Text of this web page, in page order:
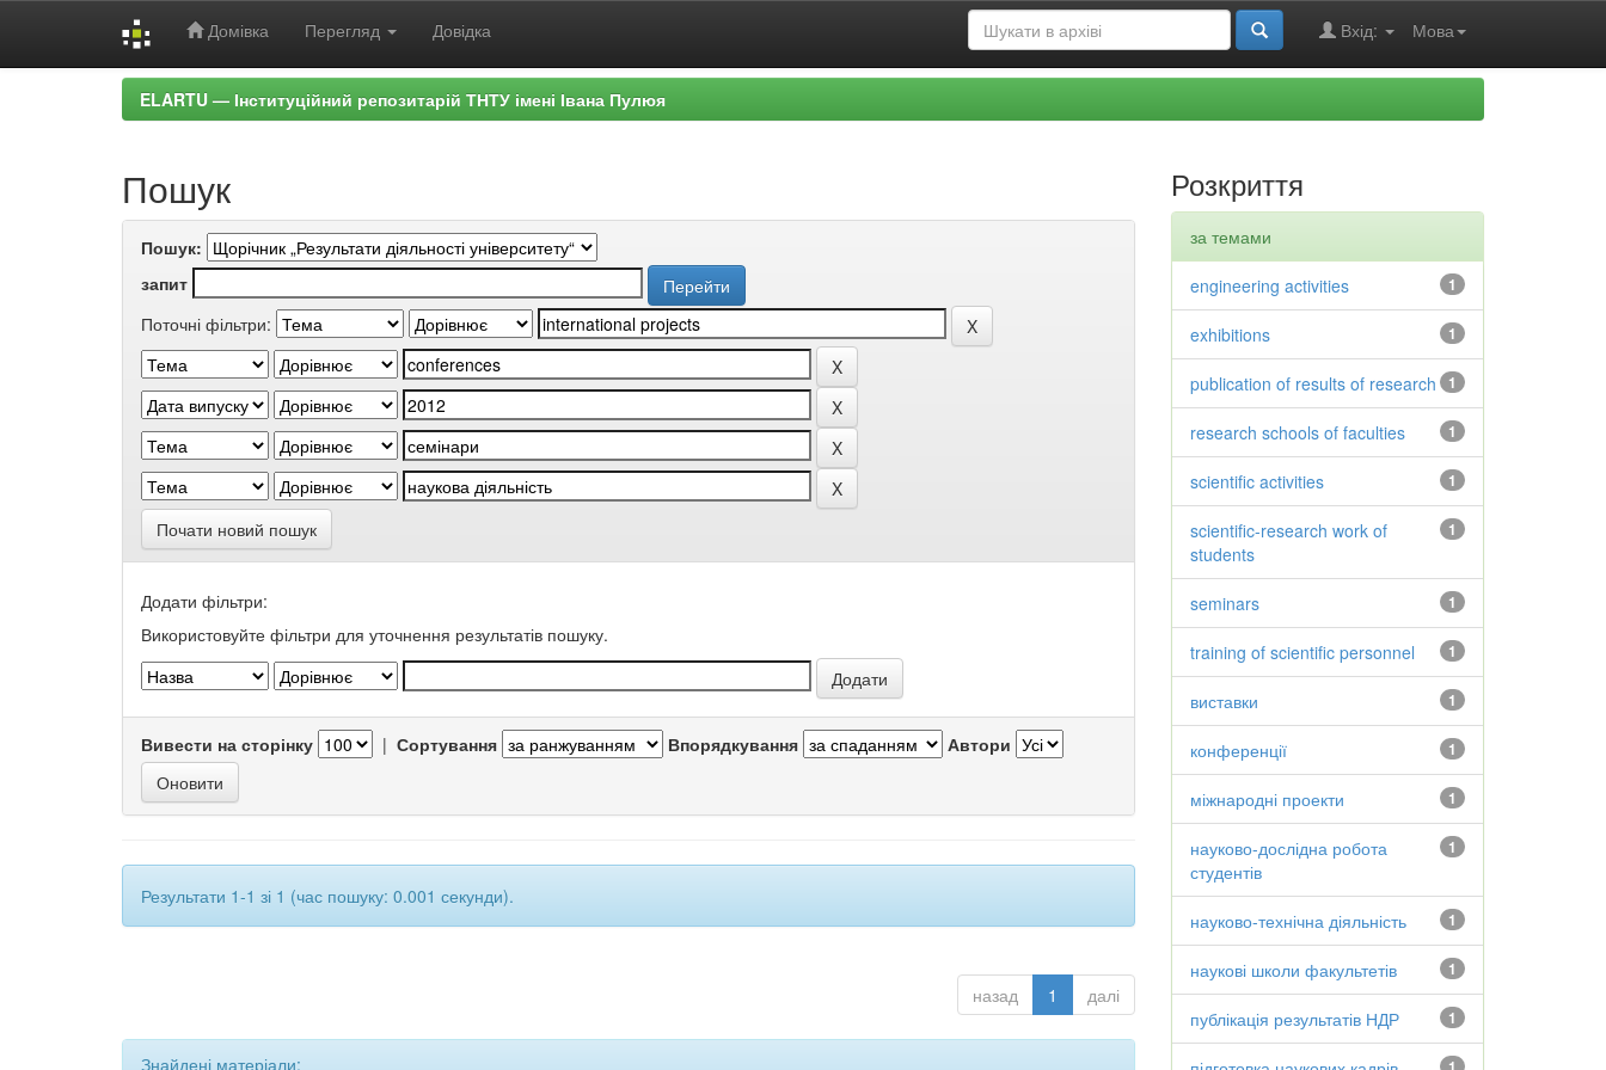
Домівка Перегляд Довідка Мова
Вхід:
ELARTU — Інституційний репозитарій ТНТУ імені Івана Пулюя
Пошук
Пошук:
запит
Поточні фільтри:
Почати новий пошук
Додати фільтри:
Використовуйте фільтри для уточнення результатів пошуку.
Вивести на сторінку | Сортування Впорядкування Автори
Результати 1-1 зі 1 (час пошуку: 0.001 секунди).
назад 1 далі
Знайдені матеріали:
Розкриття
за темами
1
engineering activities
1
exhibitions
1
publication of results of research
1
research schools of faculties
1
scientific activities
1
scientific-research work of
students
1
seminars
1
training of scientific personnel
1
виставки
1
конференції
1
міжнародні проекти
1
науково-дослідна робота
студентів
1
науково-технічна діяльність
1
наукові школи факультетів
1
публікація результатів НДР